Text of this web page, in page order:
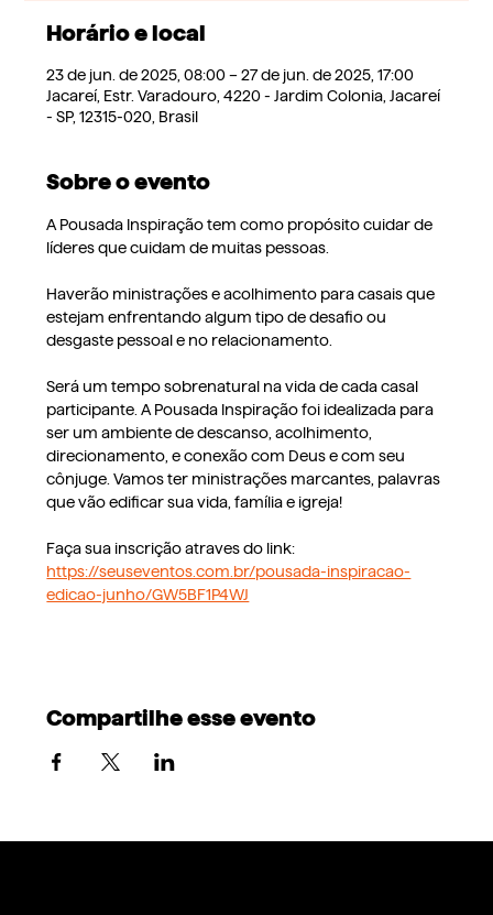
Horário e local
23 de jun. de 2025, 08:00 – 27 de jun. de 2025, 17:00
Jacareí, Estr. Varadouro, 4220 - Jardim Colonia, Jacareí
- SP, 12315-020, Brasil
Sobre o evento
A Pousada Inspiração tem como propósito cuidar de
líderes que cuidam de muitas pessoas.
Haverão ministrações e acolhimento para casais que
estejam enfrentando algum tipo de desafio ou
desgaste pessoal e no relacionamento.
Será um tempo sobrenatural na vida de cada casal
participante. A Pousada Inspiração foi idealizada para
ser um ambiente de descanso, acolhimento,
direcionamento, e conexão com Deus e com seu
cônjuge. Vamos ter ministrações marcantes, palavras
que vão edificar sua vida, família e igreja!
Faça sua inscrição atraves do link:
https://seuseventos.com.br/pousada-inspiracao-
edicao-junho/GW5BF1P4WJ
Compartilhe esse evento